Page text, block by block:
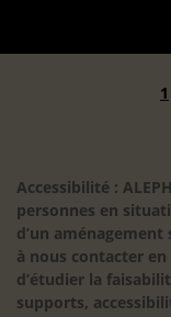
1
Accessibilité :
personnes en
d’un
à nous contacter
d’étudier la
supports,